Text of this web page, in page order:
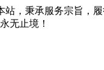
站，秉承服务宗旨，
无止境！